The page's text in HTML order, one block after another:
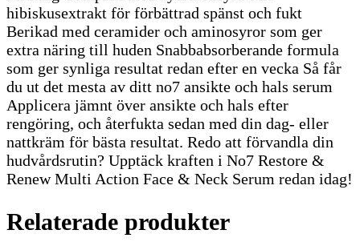
hibiskusextrakt för förbättrad spänst och fukt
Berikad med ceramider och aminosyror som ger
extra näring till huden Snabbabsorberande formula
som ger synliga resultat redan efter en vecka Så får
du ut det mesta av ditt no7 ansikte och hals serum
Applicera jämnt över ansikte och hals efter
rengöring, och återfukta sedan med din dag- eller
nattkräm för bästa resultat. Redo att förvandla din
hudvårdsrutin? Upptäck kraften i No7 Restore &
Renew Multi Action Face & Neck Serum redan idag!
Relaterade produkter